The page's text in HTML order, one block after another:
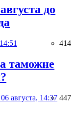
до
414
таможне
06 августа, 14:37 447